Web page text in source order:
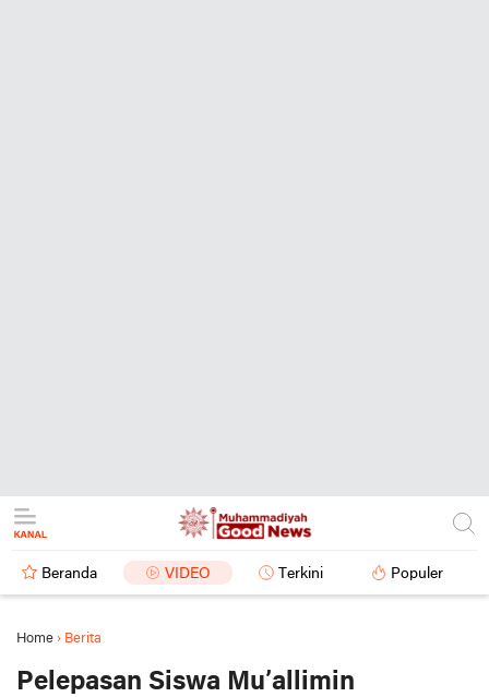
Beranda VIDEO Terkini Populer
Home › Berita
Pelepasan Siswa Mu’allimin